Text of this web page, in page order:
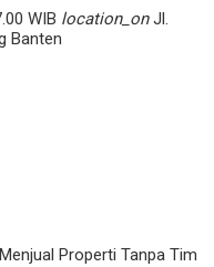
WIB location_onJl.
Banten
Properti Tanpa Tim